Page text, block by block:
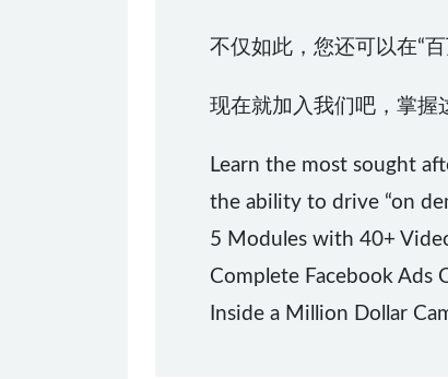
不仅如此，您还可以在“
现在就加入我们吧，掌握
Learn the most sought
the ability to drive “on
5 Modules with 40+
Complete Facebook Ads
Inside a Million Dollar